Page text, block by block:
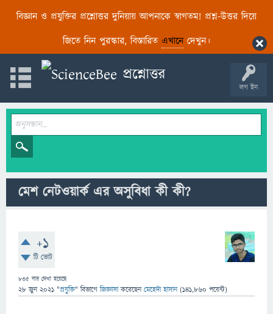
বিজ্ঞান ও প্রযুক্তির প্রশ্নোত্তর দুনিয়ায় আপনাকে স্বাগতম! প্রশ্ন-উত্তর দিয়ে
জিতে নিন পুরস্কার, বিস্তারিত এখানেদেখুন।
লগ ইন
মেশ নেটওয়ার্ক এর অসুবিধা কী কী?
+1
টি ভোট
835 বার দেখা হয়েছে
28 জুন 2021 "প্রযুক্তি" বিভাগে জিজ্ঞাসাকরেছেনমেহেদী হাসান (141,860 পয়েন্ট)